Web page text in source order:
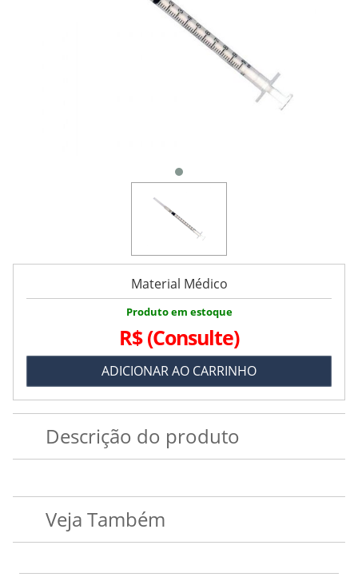
Material Médico
Produto em estoque
R$(Consulte)
ADICIONAR AO CARRINHO
Descrição do produto
Veja Também